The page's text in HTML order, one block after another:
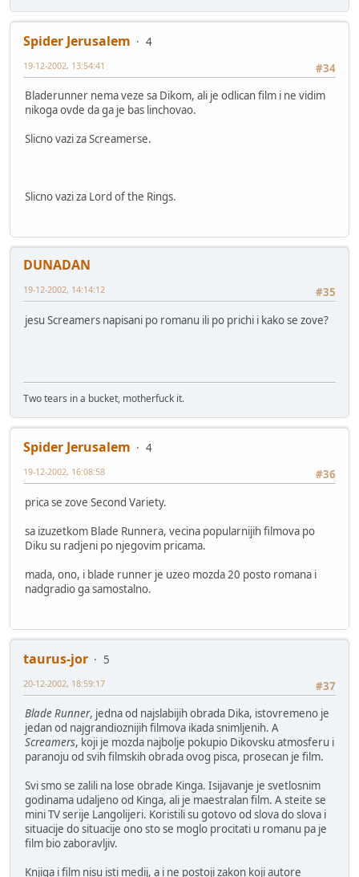
Spider Jerusalem
4
#34
19-12-2002, 13:54:41
Bladerunner nema veze sa Dikom, ali je odlican film i ne vidim
nikoga ovde da ga je bas linchovao.
Slicno vazi za Screamerse.
Slicno vazi za Lord of the Rings.
DUNADAN
#35
19-12-2002, 14:14:12
jesu Screamers napisani po romanu ili po prichi i kako se zove?
Two tears in a bucket, motherfuck it.
Spider Jerusalem
4
#36
19-12-2002, 16:08:58
prica se zove Second Variety.
sa izuzetkom Blade Runnera, vecina popularnijih filmova po
Diku su radjeni po njegovim pricama.
mada, ono, i blade runner je uzeo mozda 20 posto romana i
nadgradio ga samostalno.
taurus-jor
5
#37
20-12-2002, 18:59:17
Blade Runner, jedna od najslabijih obrada Dika, istovremeno je
jedan od najgrandioznijih filmova ikada snimljenih. A
Screamers, koji je mozda najbolje pokupio Dikovsku atmosferu i
paranoju od svih filmskih obrada ovog pisca, prosecan je film.
Svi smo se zalili na lose obrade Kinga. Isijavanje je svetlosnim
godinama udaljeno od Kinga, ali je maestralan film. A steite se
mini TV serije Langolijeri. Koristili su gotovo od slova do slova i
situacije do situacije ono sto se moglo procitati u romanu pa je
film bio zaboravljiv.
Knjiga i film nisu isti medij, a i ne postoji zakon koji autore